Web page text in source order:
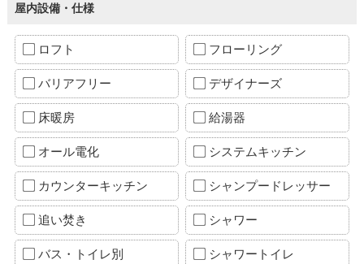
屋内設備・仕様
ロフト フローリング
バリアフリー デザイナーズ
床暖房 給湯器
オール電化 システムキッチン
カウンターキッチン シャンプードレッサー
追い焚き シャワー
バス・トイレ別 シャワートイレ